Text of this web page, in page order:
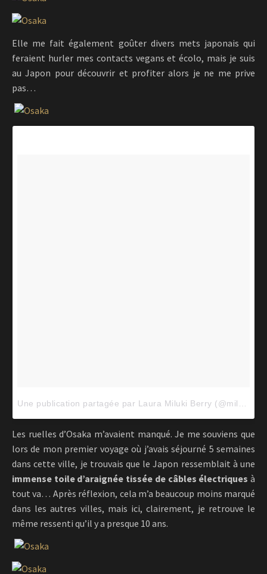
Elle me fait également goûter divers mets japonais qui
feraient hurler mes contacts vegans et écolo, mais je suis
au Japon pour découvrir et profiter alors je ne me prive
pas…
Les ruelles d’Osaka m’avaient manqué. Je me souviens que
lors de mon premier voyage où j’avais séjourné 5 semaines
dans cette ville, je trouvais que le Japon ressemblait à une
immense toile d’araignée tissée de câbles électriques à
tout va… Après réflexion, cela m’a beaucoup moins marqué
dans les autres villes, mais ici, clairement, je retrouve le
même ressenti qu’il y a presque 10 ans.